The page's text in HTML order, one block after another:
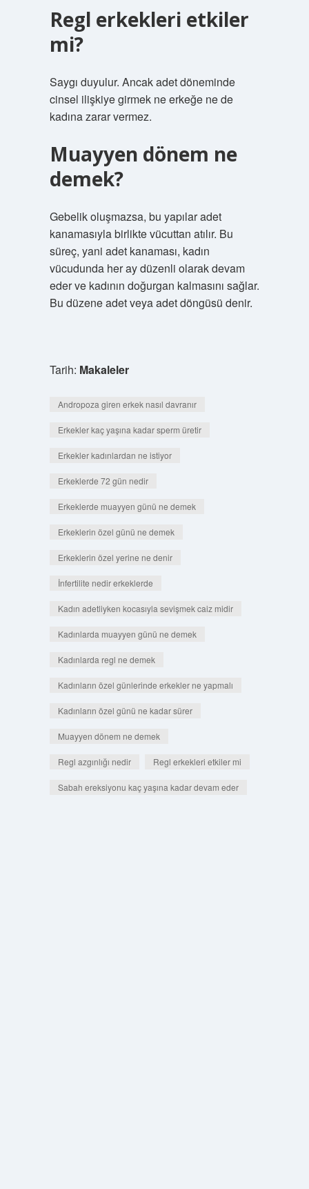
Regl erkekleri etkiler
mi?
Saygı duyulur. Ancak adet döneminde
cinsel ilişkiye girmek ne erkeğe ne de
kadına zarar vermez.
Muayyen dönem ne
demek?
Gebelik oluşmazsa, bu yapılar adet
kanamasıyla birlikte vücuttan atılır. Bu
süreç, yani adet kanaması, kadın
vücudunda her ay düzenli olarak devam
eder ve kadının doğurgan kalmasını sağlar.
Bu düzene adet veya adet döngüsü denir.
Tarih: Makaleler
Andropoza giren erkek nasıl davranır
Erkekler kaç yaşına kadar sperm üretir
Erkekler kadınlardan ne istiyor
Erkeklerde 72 gün nedir
Erkeklerde muayyen günü ne demek
Erkeklerin özel günü ne demek
Erkeklerin özel yerine ne denir
İnfertilite nedir erkeklerde
Kadın adetliyken kocasıyla sevişmek caiz midir
Kadınlarda muayyen günü ne demek
Kadınlarda regl ne demek
Kadınların özel günlerinde erkekler ne yapmalı
Kadınların özel günü ne kadar sürer
Muayyen dönem ne demek
Regl azgınlığı nedir Regl erkekleri etkiler mi
Sabah ereksiyonu kaç yaşına kadar devam eder